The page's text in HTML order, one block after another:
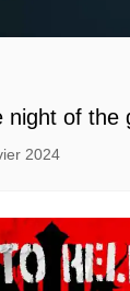
night of the
2024